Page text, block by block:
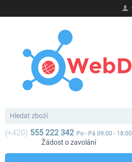
(+420) 555 222 342 Po - Pá 09:00 - 18:00
Žádost o zavolání